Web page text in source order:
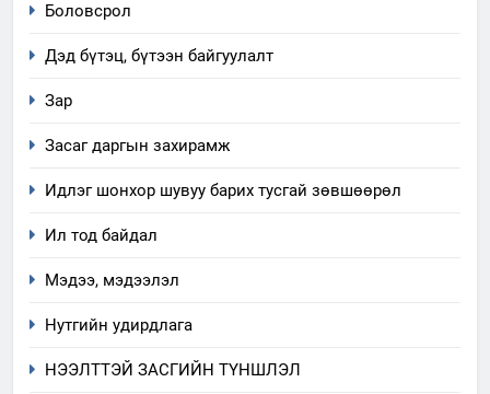
Боловсрол
Дэд бүтэц, бүтээн байгуулалт
Зар
Засаг даргын захирамж
Идлэг шонхор шувуу барих тусгай зөвшөөрөл
Ил тод байдал
Мэдээ, мэдээлэл
Нутгийн удирдлага
НЭЭЛТТЭЙ ЗАСГИЙН ТҮНШЛЭЛ